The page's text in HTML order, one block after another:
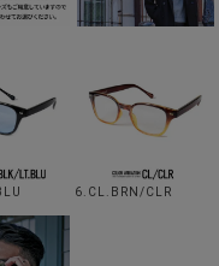
6.CL.BRN/CLR